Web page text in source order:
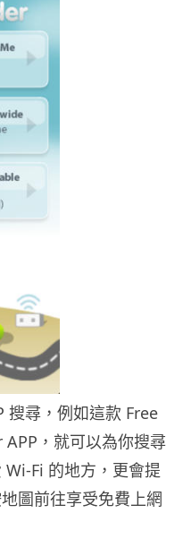
搜尋，例如這款 Free
，就可以為你搜尋
Fi 的地方，更會提
圖前往享受免費上網